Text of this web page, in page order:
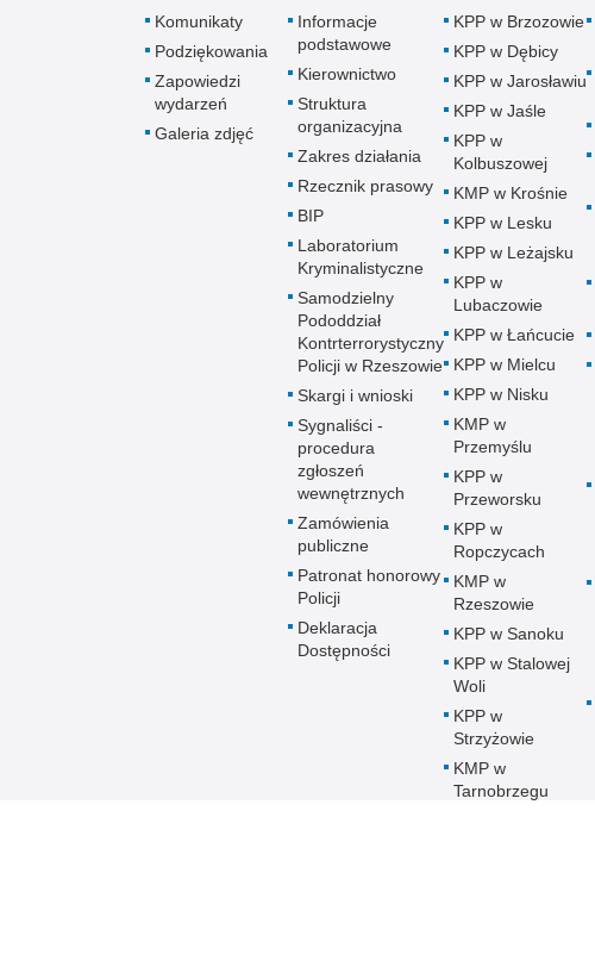
Komunikaty
Podziękowania
Zapowiedzi
wydarzeń
Galeria zdjęć
Informacje
podstawowe
Kierownictwo
Struktura
organizacyjna
Zakres działania
Rzecznik prasowy
BIP
Laboratorium
Kryminalistyczne
Samodzielny
Pododdział
Kontrterrorystyczny
Policji w Rzeszowie
Skargi i wnioski
Sygnaliści -
procedura
zgłoszeń
wewnętrznych
Zamówienia
publiczne
Patronat honorowy
Policji
Deklaracja
Dostępności
KPP w Brzozowie
KPP w Dębicy
KPP w Jarosławiu
KPP w Jaśle
KPP w
Kolbuszowej
KMP w Krośnie
KPP w Lesku
KPP w Leżajsku
KPP w
Lubaczowie
KPP w Łańcucie
KPP w Mielcu
KPP w Nisku
KMP w
Przemyślu
KPP w
Przeworsku
KPP w
Ropczycach
KMP w
Rzeszowie
KPP w Sanoku
KPP w Stalowej
Woli
KPP w
Strzyżowie
KMP w
Tarnobrzegu